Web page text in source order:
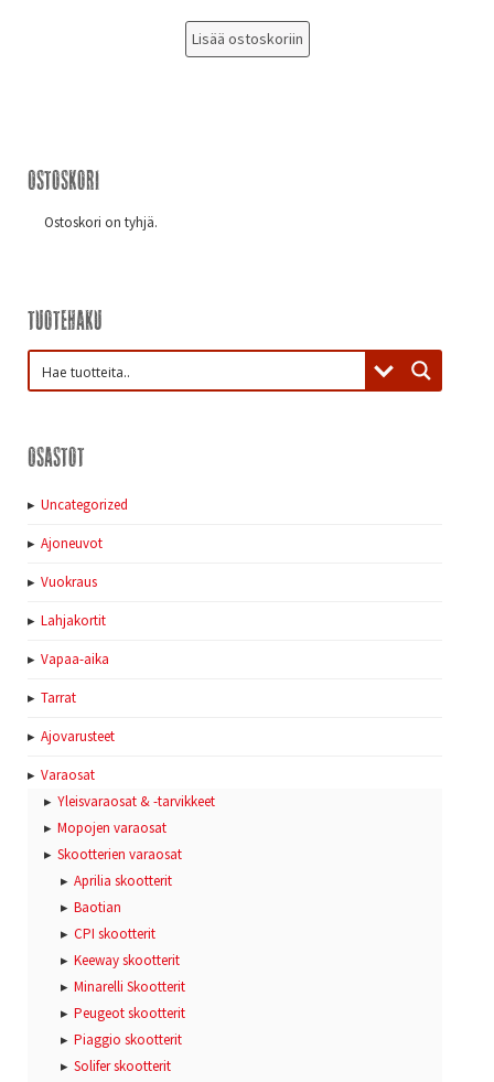
Lisää ostoskoriin
Ostoskori
Ostoskori on tyhjä.
Tuotehaku
Osastot
Uncategorized
Ajoneuvot
Vuokraus
Lahjakortit
Vapaa-aika
Tarrat
Ajovarusteet
Varaosat
Yleisvaraosat & -tarvikkeet
Mopojen varaosat
Skootterien varaosat
Aprilia skootterit
Baotian
CPI skootterit
Keeway skootterit
Minarelli Skootterit
Peugeot skootterit
Piaggio skootterit
Solifer skootterit